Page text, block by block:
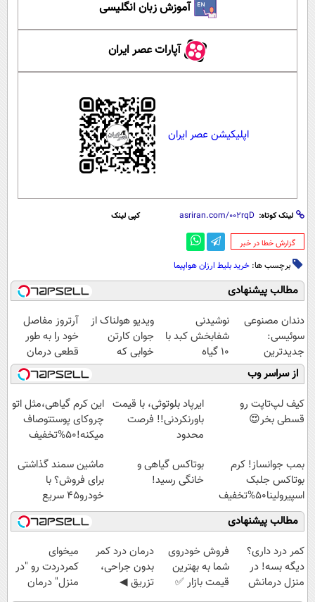
آموزش زبان انگلیسی
آپارات عصر ایران
اپلیکیشن عصر ایران
لینک کوتاه: کپی لینک
‌گزارش خطا در خبر
برچسب ها: خرید بلیط ارزان هواپیما
مطالب پیشنهادی
دندان مصنوعی
سوئیسی:
جدیدترین
فناوری اروپا،
سبک و مقاوم |
پرداخت قسطی
نوشیدنی
شفابخش کبد با
10 گیاه
موثر(تخفیف تا
امشب)
ویدیو هولناک از
جوان کارتن
خوابی که
میلیاردر شد.
آموزش رایگان
آرتروز مفاصل
خود را به طور
قطعی درمان
کنید!
◗پرسش‌نامه◖
از سراسر وب
کیف لپ‌تاپت رو
قسطی بخر😍
ایرپاد بلوتوثی، با قیمت
باورنکردنی!! فرصت
محدود
این کرم گیاهی،مثل اتو
چروکای پوستتوصاف
میکنه!50%تخفیف
بمب جوانساز! کرم
بوتاکس جلبک
اسپیرولینا50%تخفیف
بوتاکس گیاهی و
خانگی رسید!
ماشین سمند گذاشتی
برای فروش؟ با
خودرو45 سریع
بفروش
مطالب پیشنهادی
کمر درد داری؟
دیگه بسه! در
منزل درمانش
کن
فروش خودروی
شما به بهترین
قیمت بازار ✅
درمان درد کمر
بدون جراحی،
تزریق ◀
پرسش‌نامه رو پر
میخوای
کمردردت رو "در
منزل" درمان
کنی؟ (◂فیلم +